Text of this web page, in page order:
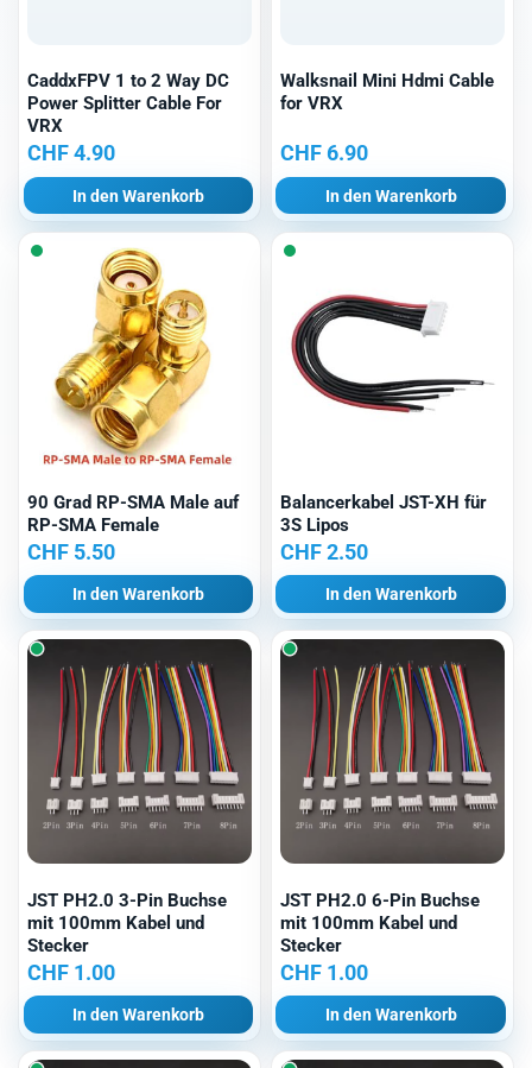
CaddxFPV 1 to 2 Way DC
Power Splitter Cable For
VRX
CHF4.90
In den Warenkorb
Walksnail Mini Hdmi Cable
for VRX
CHF6.90
In den Warenkorb
90 Grad RP-SMA Male auf
RP-SMA Female
CHF 5.50
In den Warenkorb
Balancerkabel JST-XH für
3S Lipos
CHF2.50
In den Warenkorb
JST PH2.0 3-Pin Buchse
mit 100mm Kabel und
Stecker
CHF 1.00
In den Warenkorb
JST PH2.0 6-Pin Buchse
mit 100mm Kabel und
Stecker
CHF1.00
In den Warenkorb